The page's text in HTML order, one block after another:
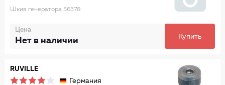
Шкив генератора 56378
Цена
Нет в наличии Купить
RUVILLE
Германия